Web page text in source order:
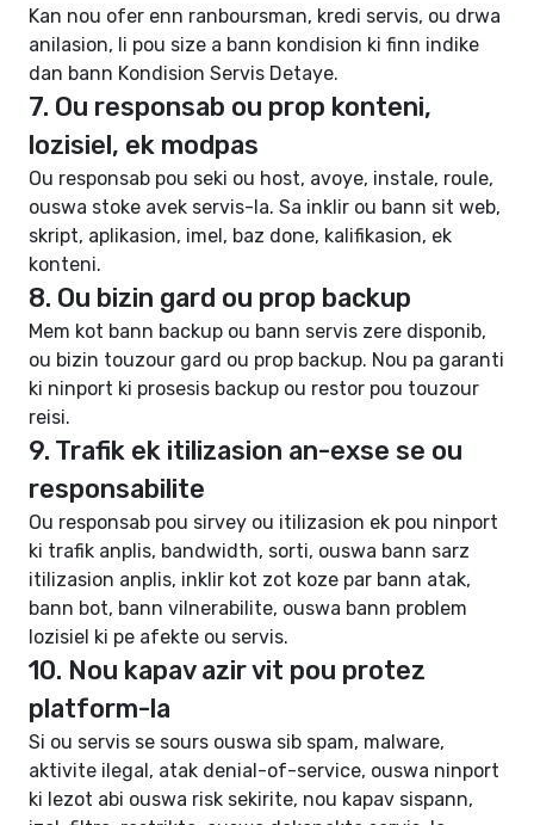
Kan nou ofer enn ranboursman, kredi servis, ou drwa
anilasion, li pou size a bann kondision ki finn indike
dan bann Kondision Servis Detaye.
7. Ou responsab ou prop konteni,
lozisiel, ek modpas
Ou responsab pou seki ou host, avoye, instale, roule,
ouswa stoke avek servis-la. Sa inklir ou bann sit web,
skript, aplikasion, imel, baz done, kalifikasion, ek
konteni.
8. Ou bizin gard ou prop backup
Mem kot bann backup ou bann servis zere disponib,
ou bizin touzour gard ou prop backup. Nou pa garanti
ki ninport ki prosesis backup ou restor pou touzour
reisi.
9. Trafik ek itilizasion an-exse se ou
responsabilite
Ou responsab pou sirvey ou itilizasion ek pou ninport
ki trafik anplis, bandwidth, sorti, ouswa bann sarz
itilizasion anplis, inklir kot zot koze par bann atak,
bann bot, bann vilnerabilite, ouswa bann problem
lozisiel ki pe afekte ou servis.
10. Nou kapav azir vit pou protez
platform-la
Si ou servis se sours ouswa sib spam, malware,
aktivite ilegal, atak denial-of-service, ouswa ninport
ki lezot abi ouswa risk sekirite, nou kapav sispann,